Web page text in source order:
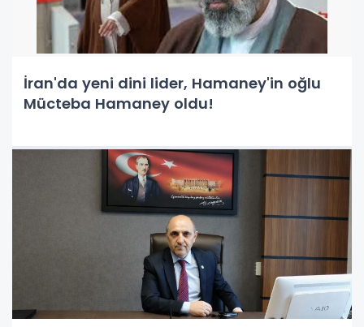
İran'da yeni dini lider, Hamaney'in oğlu
Mücteba Hamaney oldu!